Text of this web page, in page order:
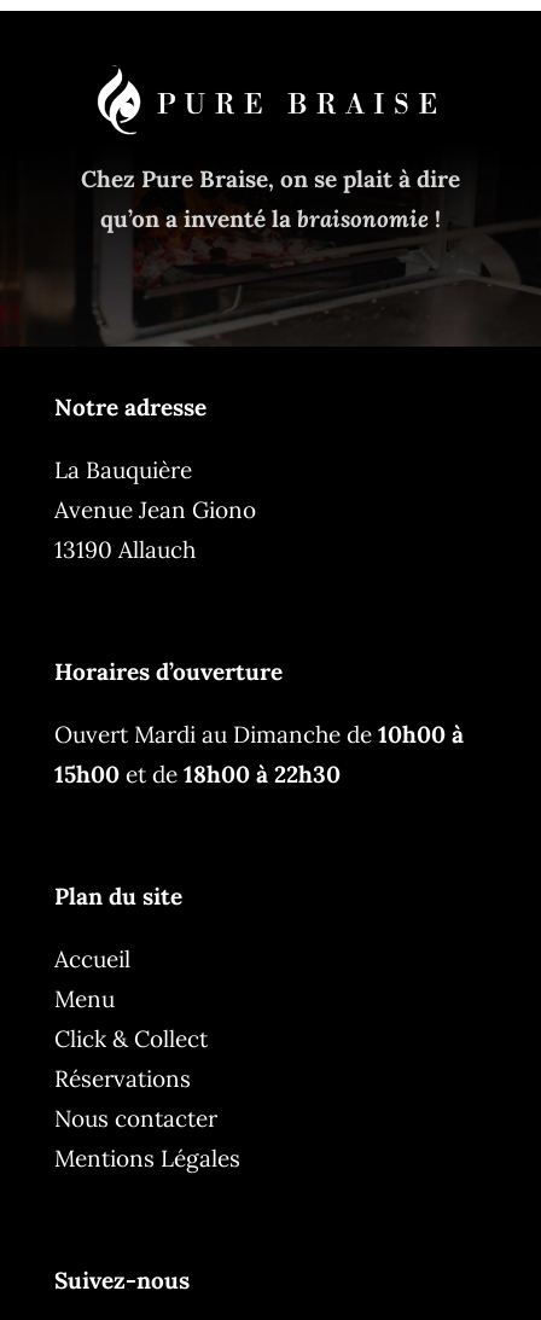
Chez Pure Braise, on se plait à dire
qu’on a inventé la braisonomie !
Notre adresse
La Bauquière
Avenue Jean Giono
13190 Allauch
Horaires d’ouverture
Ouvert Mardi au Dimanche de10h00 à
15h00 et de18h00 à 22h30
Plan du site
Accueil
Menu
Click & Collect
Réservations
Nous contacter
Mentions Légales
Suivez-nous